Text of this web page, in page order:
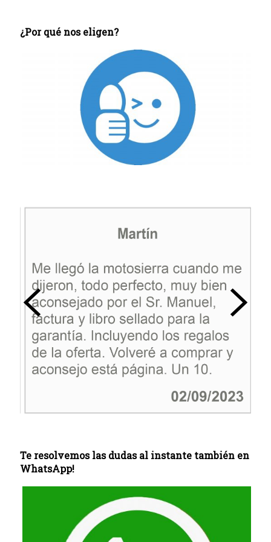
¿Por qué nos eligen?
Te resolvemos las dudas al instante también en
WhatsApp!